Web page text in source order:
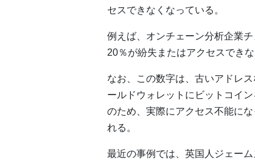
セスできなくなっている。
例えば、オンチェーン分析企業
20％が紛失またはアクセスでき
なお、この数字は、古いアドレ
ールドウォレットにビットコイ
のため、実際にアクセス不能に
れる。
最近の事例では、英国人ジェー